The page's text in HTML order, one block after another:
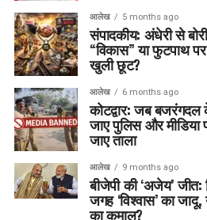
आलेख 5 months ago
संपादकीय: अंधेरी से
“विकास” या फुटपाथ
खुली छूट?
आलेख 6 months ago
कोटद्वार: जब
जाए पुलिस और मीडिया
जाए ताला
आलेख 9 months ago
बीजेपी की ‘अजेय’ जीत:
जगह ‘विश्वास’ का
का कमाल?